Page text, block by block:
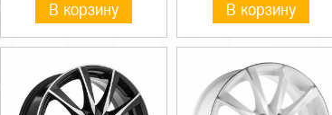
В корзину В корзину